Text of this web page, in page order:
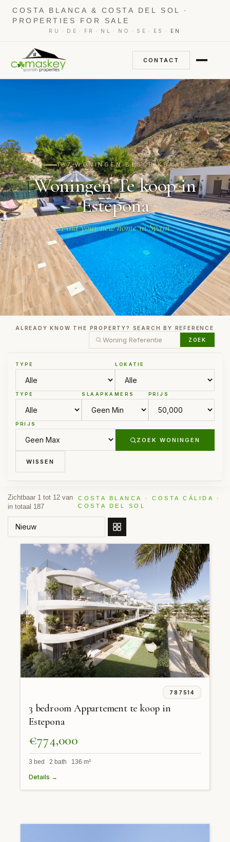
COSTA BLANCA & COSTA DEL SOL ·
PROPERTIES FOR SALE
RU · DE · FR · NL · NO · SE · ES · EN
CONTACT
187 WONINGEN BESCHIKBAAR
Woningen Te koop in
Estepona
Find your new home in Spain
ALREADY KNOW THE PROPERTY? SEARCH BY REFERENCE
ZOEK
TYPE LOKATIE
TYPE SLAAPKAMERS PRIJS
PRIJS
ZOEK WONINGEN
WISSEN
Zichtbaar 1 tot 12 van
in totaal 187
COSTA BLANCA · COSTA CÁLIDA ·
COSTA DEL SOL
SORTEER OP
787514
3 bedroom Appartement te koop in
Estepona
€774,000
3 bed 2 bath 136 m²
Details →